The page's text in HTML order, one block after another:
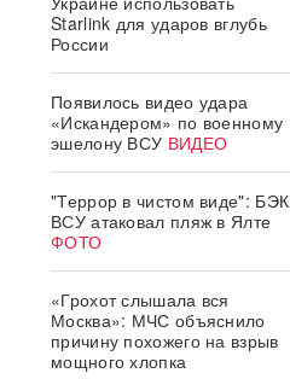
Starlink для ударов вглубь
России
Появилось видео удара
«Искандером» по военному
эшелону ВСУ ВИДЕО
"Террор в чистом виде": БЭК
ВСУ атаковал пляж в Ялте
ФОТО
«Грохот слышала вся
Москва»: МЧС объяснило
причину похожего на взрыв
мощного хлопка